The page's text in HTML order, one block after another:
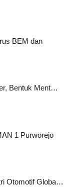
BEM dan
Bentuk Ment…
1 Purworejo
Otomotif Globa…